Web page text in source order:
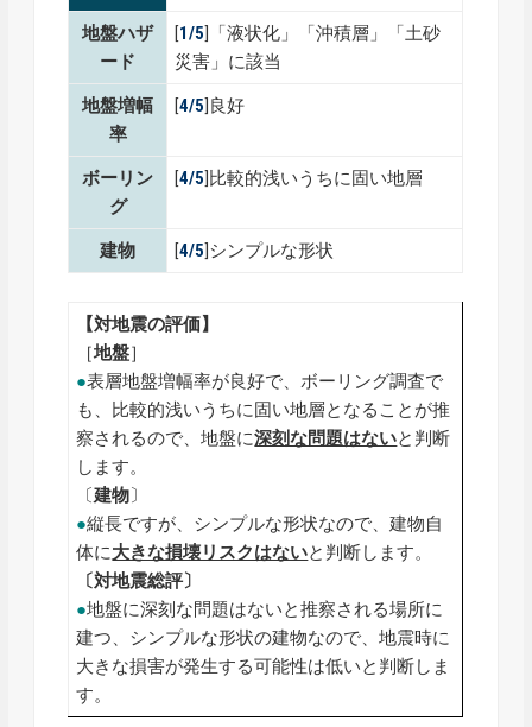
地盤ハザ
ード
[1/5]「液状化」「沖積層」「土砂
災害」に該当
地盤増幅
率
[4/5]良好
ボーリン
グ
[4/5]比較的浅いうちに固い地層
建物 [4/5]シンプルな形状
【対地震の評価】
［地盤］
●表層地盤増幅率が良好で、ボーリング調査で
も、比較的浅いうちに固い地層となることが推
察されるので、地盤に深刻な問題はないと判断
します。
〔建物〕
●縦長ですが、シンプルな形状なので、建物自
体に大きな損壊リスクはないと判断します。
〔対地震総評〕
●地盤に深刻な問題はないと推察される場所に
建つ、シンプルな形状の建物なので、地震時に
大きな損害が発生する可能性は低いと判断しま
す。